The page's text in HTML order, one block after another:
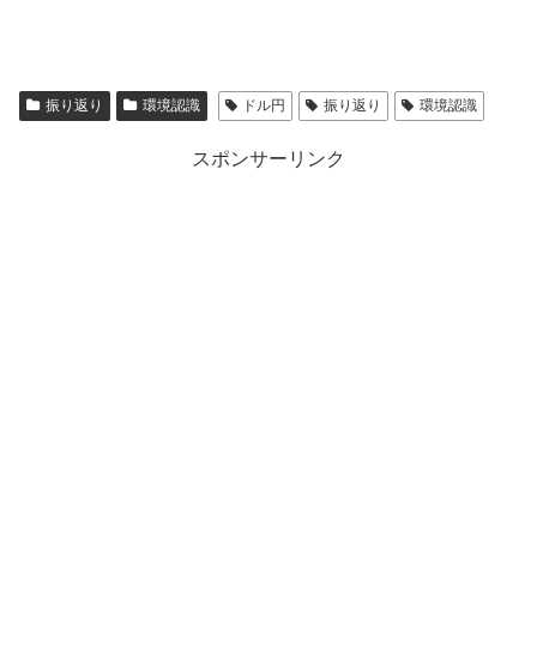
振り返り 環境認識 ドル円 振り返り 環境認識
スポンサーリンク